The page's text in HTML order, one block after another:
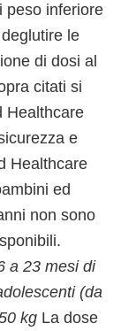
peso inferiore
le
di dosi al
citati si
Healthcare
e
Healthcare
ed
non sono
a 23 mesi di
(da
kg La dose